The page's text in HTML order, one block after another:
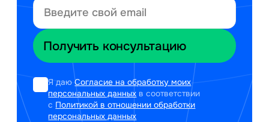
Я даюСогласие на обработку моих
персональных данных в соответствии
с Политикой в отношении обработки
персональных данных